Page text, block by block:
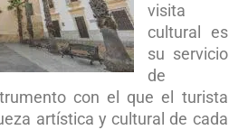
visita
cultural es
su servicio
de
con el que el turista
artística y cultural de cada